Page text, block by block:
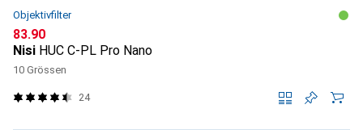
Objektivfilter
CHF
83.90
Nisi HUC C-PL Pro Nano
10 Grössen
24